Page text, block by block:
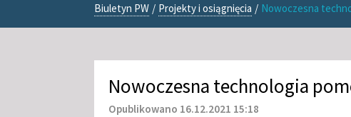
Biuletyn PW / Projekty i osiągnięcia / Nowoczesna
Nowoczesna technologia
Opublikowano 16.12.2021 15:18